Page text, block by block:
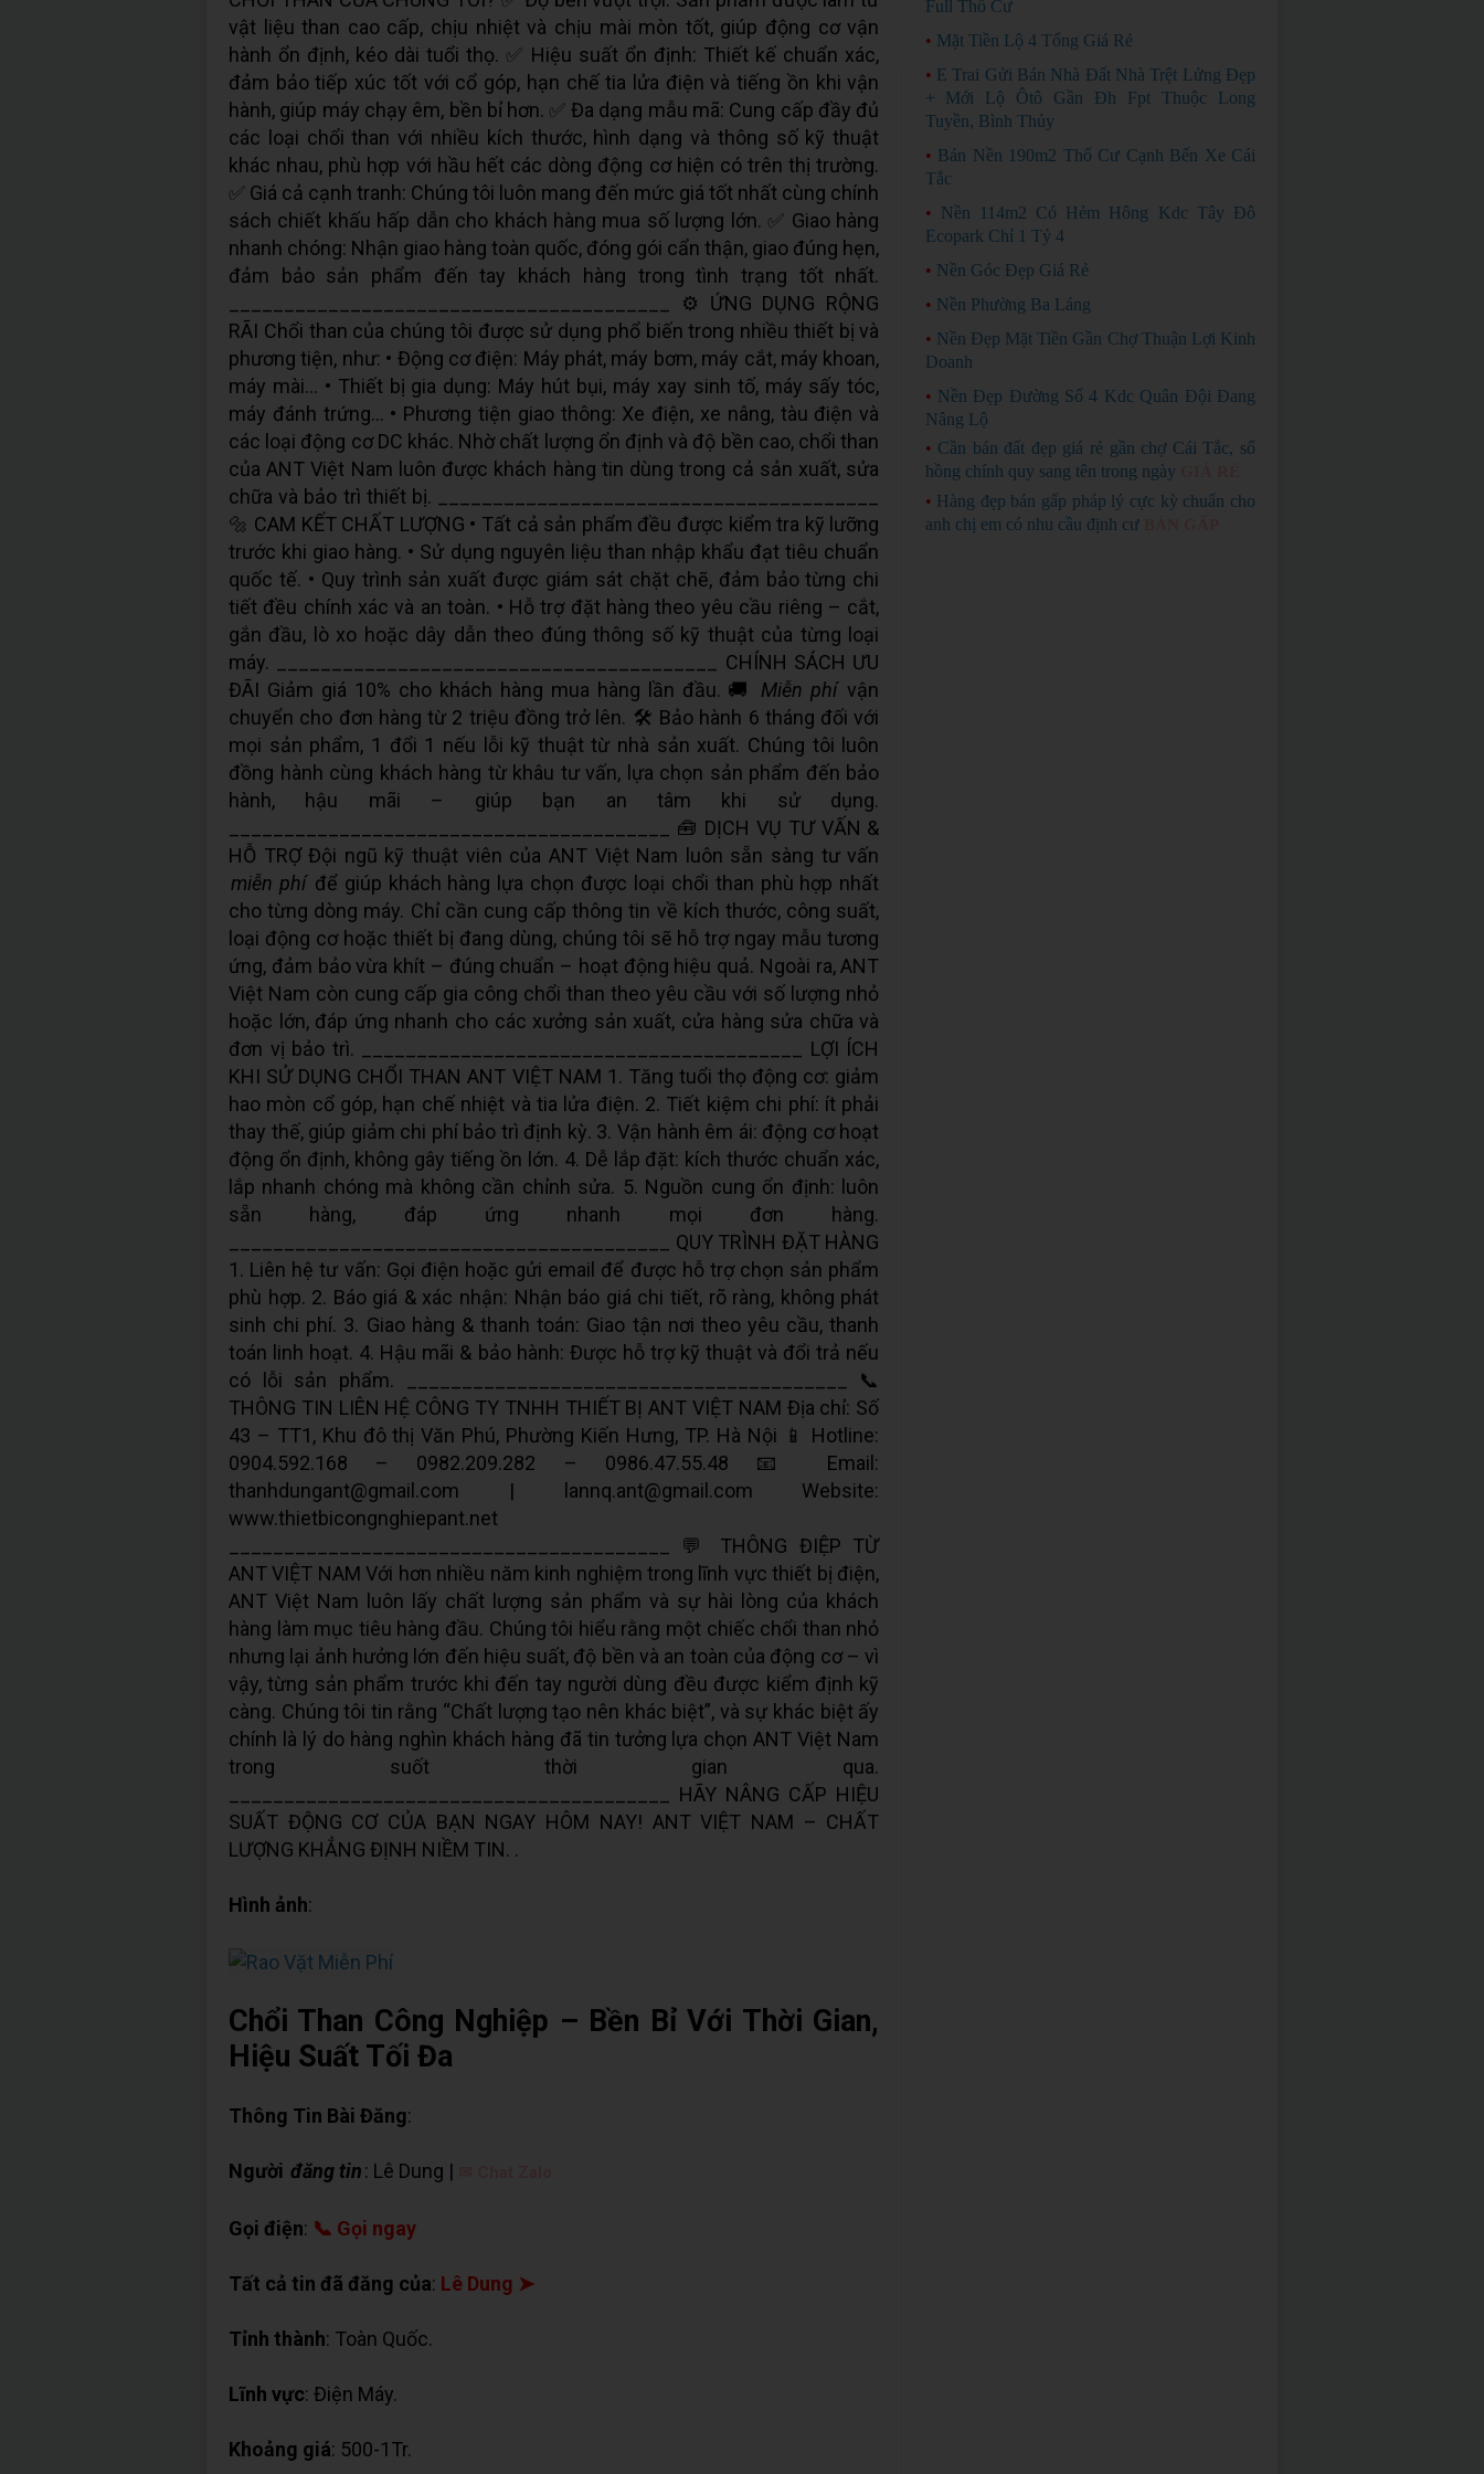
vật liệu than cao cấp, chịu nhiệt và chịu mài mòn tốt, giúp động cơ vận
hành ổn định, kéo dài tuổi thọ. ✅ Hiệu suất ổn định: Thiết kế chuẩn xác,
đảm bảo tiếp xúc tốt với cổ góp, hạn chế tia lửa điện và tiếng ồn khi vận
hành, giúp máy chạy êm, bền bỉ hơn. ✅ Đa dạng mẫu mã: Cung cấp đầy đủ
các loại chổi than với nhiều kích thước, hình dạng và thông số kỹ thuật
khác nhau, phù hợp với hầu hết các dòng động cơ hiện có trên thị trường.
✅ Giá cả cạnh tranh: Chúng tôi luôn mang đến mức giá tốt nhất cùng chính
sách chiết khấu hấp dẫn cho khách hàng mua số lượng lớn. ✅ Giao hàng
nhanh chóng: Nhận giao hàng toàn quốc, đóng gói cẩn thận, giao đúng hẹn,
đảm bảo sản phẩm đến tay khách hàng trong tình trạng tốt nhất.
________________________________________ ⚙️ ỨNG DỤNG RỘNG
RÃI Chổi than của chúng tôi được sử dụng phổ biến trong nhiều thiết bị và
phương tiện, như: • Động cơ điện: Máy phát, máy bơm, máy cắt, máy khoan,
máy mài... • Thiết bị gia dụng: Máy hút bụi, máy xay sinh tố, máy sấy tóc,
máy đánh trứng... • Phương tiện giao thông: Xe điện, xe nâng, tàu điện và
các loại động cơ DC khác. Nhờ chất lượng ổn định và độ bền cao, chổi than
của ANT Việt Nam luôn được khách hàng tin dùng trong cả sản xuất, sửa
chữa và bảo trì thiết bị. ________________________________________
🔩 CAM KẾT CHẤT LƯỢNG • Tất cả sản phẩm đều được kiểm tra kỹ lưỡng
trước khi giao hàng. • Sử dụng nguyên liệu than nhập khẩu đạt tiêu chuẩn
quốc tế. • Quy trình sản xuất được giám sát chặt chẽ, đảm bảo từng chi
tiết đều chính xác và an toàn. • Hỗ trợ đặt hàng theo yêu cầu riêng – cắt,
gắn đầu, lò xo hoặc dây dẫn theo đúng thông số kỹ thuật của từng loại
máy. ________________________________________ CHÍNH SÁCH ƯU
ĐÃI Giảm giá 10% cho khách hàng mua hàng lần đầu. 🚚
Miễn phí vận
chuyển cho đơn hàng từ 2 triệu đồng trở lên. 🛠️ Bảo hành 6 tháng đối với
mọi sản phẩm, 1 đổi 1 nếu lỗi kỹ thuật từ nhà sản xuất. Chúng tôi luôn
đồng hành cùng khách hàng từ khâu tư vấn, lựa chọn sản phẩm đến bảo
hành, hậu mãi – giúp bạn an tâm khi sử dụng.
________________________________________ 🧰 DỊCH VỤ TƯ VẤN &
HỖ TRỢ Đội ngũ kỹ thuật viên của ANT Việt Nam luôn sẵn sàng tư vấn
miễn phíđể giúp khách hàng lựa chọn được loại chổi than phù hợp nhất
cho từng dòng máy. Chỉ cần cung cấp thông tin về kích thước, công suất,
loại động cơ hoặc thiết bị đang dùng, chúng tôi sẽ hỗ trợ ngay mẫu tương
ứng, đảm bảo vừa khít – đúng chuẩn – hoạt động hiệu quả. Ngoài ra, ANT
Việt Nam còn cung cấp gia công chổi than theo yêu cầu với số lượng nhỏ
hoặc lớn, đáp ứng nhanh cho các xưởng sản xuất, cửa hàng sửa chữa và
đơn vị bảo trì. ________________________________________ LỢI ÍCH
KHI SỬ DỤNG CHỔI THAN ANT VIỆT NAM 1. Tăng tuổi thọ động cơ: giảm
hao mòn cổ góp, hạn chế nhiệt và tia lửa điện. 2. Tiết kiệm chi phí: ít phải
thay thế, giúp giảm chi phí bảo trì định kỳ. 3. Vận hành êm ái: động cơ hoạt
động ổn định, không gây tiếng ồn lớn. 4. Dễ lắp đặt: kích thước chuẩn xác,
lắp nhanh chóng mà không cần chỉnh sửa. 5. Nguồn cung ổn định: luôn
sẵn hàng, đáp ứng nhanh mọi đơn hàng.
________________________________________ QUY TRÌNH ĐẶT HÀNG
1. Liên hệ tư vấn: Gọi điện hoặc gửi email để được hỗ trợ chọn sản phẩm
phù hợp. 2. Báo giá & xác nhận: Nhận báo giá chi tiết, rõ ràng, không phát
sinh chi phí. 3. Giao hàng & thanh toán: Giao tận nơi theo yêu cầu, thanh
toán linh hoạt. 4. Hậu mãi & bảo hành: Được hỗ trợ kỹ thuật và đổi trả nếu
có lỗi sản phẩm. ________________________________________ 📞
THÔNG TIN LIÊN HỆ CÔNG TY TNHH THIẾT BỊ ANT VIỆT NAM Địa chỉ: Số
43 – TT1, Khu đô thị Văn Phú, Phường Kiến Hưng, TP. Hà Nội 📱 Hotline:
0904.592.168 – 0982.209.282 – 0986.47.55.48 📧 Email:
thanhdungant@gmail.com | lannq.ant@gmail.com Website:
www.thietbicongnghiepant.net
________________________________________ 💬 THÔNG ĐIỆP TỪ
ANT VIỆT NAM Với hơn nhiều năm kinh nghiệm trong lĩnh vực thiết bị điện,
ANT Việt Nam luôn lấy chất lượng sản phẩm và sự hài lòng của khách
hàng làm mục tiêu hàng đầu. Chúng tôi hiểu rằng một chiếc chổi than nhỏ
nhưng lại ảnh hưởng lớn đến hiệu suất, độ bền và an toàn của động cơ – vì
vậy, từng sản phẩm trước khi đến tay người dùng đều được kiểm định kỹ
càng. Chúng tôi tin rằng “Chất lượng tạo nên khác biệt”, và sự khác biệt ấy
chính là lý do hàng nghìn khách hàng đã tin tưởng lựa chọn ANT Việt Nam
trong suốt thời gian qua.
________________________________________ HÃY NÂNG CẤP HIỆU
SUẤT ĐỘNG CƠ CỦA BẠN NGAY HÔM NAY! ANT VIỆT NAM – CHẤT
LƯỢNG KHẲNG ĐỊNH NIỀM TIN. .
Hình ảnh:
Chổi Than Công Nghiệp – Bền Bỉ Với Thời Gian,
Hiệu Suất Tối Đa
Thông Tin Bài Đăng:
Người đăng tin: Lê Dung |
Gọi điện: 📞 Gọi ngay
Tất cả tin đã đăng của: Lê Dung ➤
Tỉnh thành: Toàn Quốc.
Lĩnh vực: Điện Máy.
Khoảng giá: 500-1Tr.
Full Thổ Cư
• Mặt Tiền Lộ 4 Tổng Giá Rẻ
• E Trai Gửi Bán Nhà Đất Nhà Trệt Lửng Đẹp
+ Mới Lộ Ôtô Gần Đh Fpt Thuộc Long
Tuyền, Bình Thủy
• Bán Nền 190m2 Thổ Cư Cạnh Bến Xe Cái
Tắc
• Nền 114m2 Có Hẻm Hông Kdc Tây Đô
Ecopark Chỉ 1 Tỷ 4
• Nền Góc Đẹp Giá Rẻ
• Nền Phường Ba Láng
• Nền Đẹp Mặt Tiền Gần Chợ Thuận Lợi Kinh
Doanh
• Nền Đẹp Đường Số 4 Kdc Quân Đội Đang
Nâng Lộ
• Cần bán đất đẹp giá rẻ gần chợ Cái Tắc, sổ
hồng chính quy sang tên trong ngày
• Hàng đẹp bán gấp pháp lý cực kỳ chuẩn cho
anh chị em có nhu cầu định cư